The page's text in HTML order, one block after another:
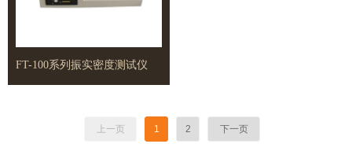
FT-100系列振实密度测试仪
上一页 1 2 下一页